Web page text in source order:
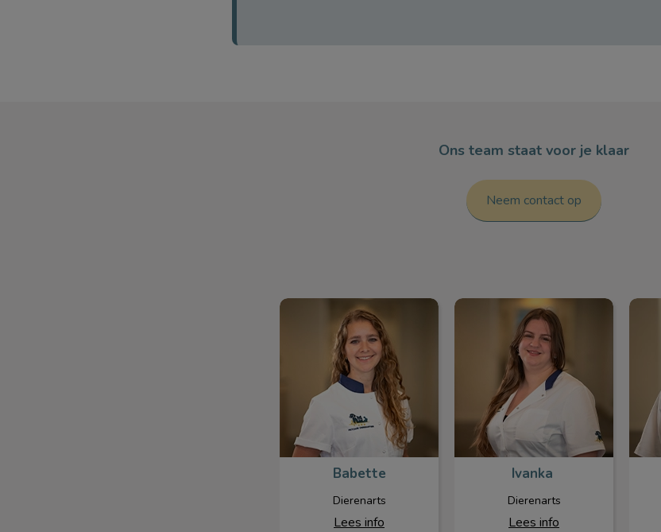
Ons team staat voor je klaar
Neem contact op
Babette
Babette
Dierenarts
Lees info
Ivanka
Ivanka
Dierenarts
Lees info